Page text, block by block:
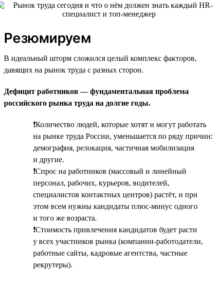
Резюмируем
В идеальный шторм сложился целый комплекс факторов,
давящих на рынок труда с разных сторон.
Дефицит работников — фундаментальная проблема
российского рынка труда на долгие годы.
❗Количество людей, которые хотят и могут работать
на рынке труда России, уменьшается по ряду причин:
демография, релокация, частичная мобилизация
и другие.
❗Спрос на работников (массовый и линейный
персонал, рабочих, курьеров, водителей,
специалистов контактных центров) растёт, и при
этом всем нужны кандидаты плюс-минус одного
и того же возраста.
❗Стоимость привлечения кандидатов будет расти
у всех участников рынка (компании-работодатели,
работные сайты, кадровые агентства, частные
рекрутеры).